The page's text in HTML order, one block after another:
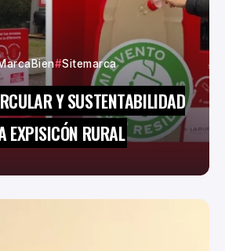
Sitemarca
Y SUSTENTABILIDAD
EXPISICÓN RURAL